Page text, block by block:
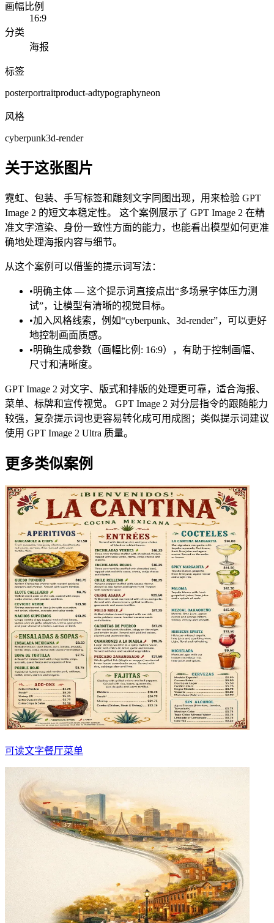
画幅比例
16:9
分类
海报
标签
posterportraitproduct-adtypographyneon
风格
cyberpunk3d-render
关于这张图片
霓虹、包装、手写标签和雕刻文字同图出现，用来检验 GPT
Image 2 的短文本稳定性。 这个案例展示了 GPT Image 2 在精
准文字渲染、身份一致性方面的能力，也能看出模型如何更准
确地处理海报内容与细节。
从这个案例可以借鉴的提示词写法：
•明确主体 — 这个提示词直接点出“多场景字体压力测
试”，让模型有清晰的视觉目标。
•加入风格线索，例如“cyberpunk、3d-render”，可以更好
地控制画面质感。
•明确生成参数（画幅比例: 16:9），有助于控制画幅、
尺寸和清晰度。
GPT Image 2 对文字、版式和排版的处理更可靠，适合海报、
菜单、标牌和宣传视觉。 GPT Image 2 对分层指令的跟随能力
较强，复杂提示词也更容易转化成可用成图；类似提示词建议
使用 GPT Image 2 Ultra 质量。
更多类似案例
可读文字餐厅菜单